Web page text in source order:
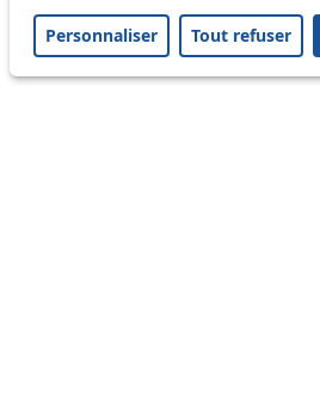
Personnaliser Tout refuser
A question ? An observation ?